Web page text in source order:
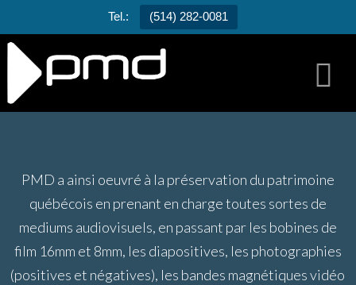
Tel.: (514) 282-0081
PMD a ainsi oeuvré à la préservation du patrimoine
québécois en prenant en charge toutes sortes de
mediums audiovisuels, en passant par les bobines de
film 16mm et 8mm, les diapositives, les photographies
(positives et négatives), les bandes magnétiques vidéo